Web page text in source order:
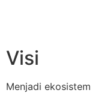
Visi
Menjadi